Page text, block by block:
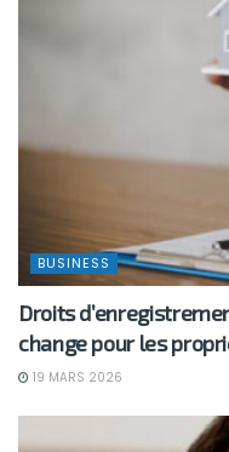
BUSINESS
Droits
change pour les
19 MARS 2026